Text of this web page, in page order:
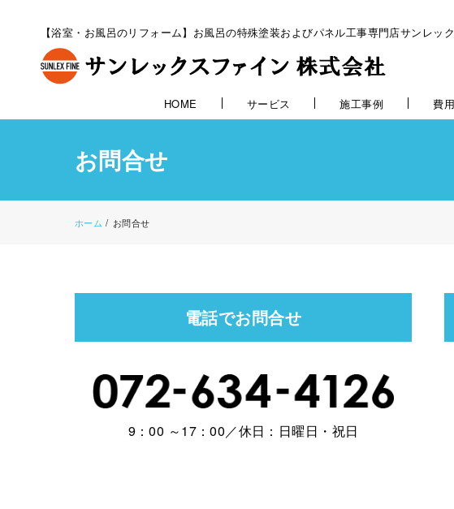
【浴室・お風呂のリフォーム】お風呂の特殊塗装およびパネル工事専門店サンレッ
HOME サービス 施工事例 費
お問合せ
ホーム / お問合せ
電話でお問合せ
9：00 ～17：00／休日：日曜日・祝日